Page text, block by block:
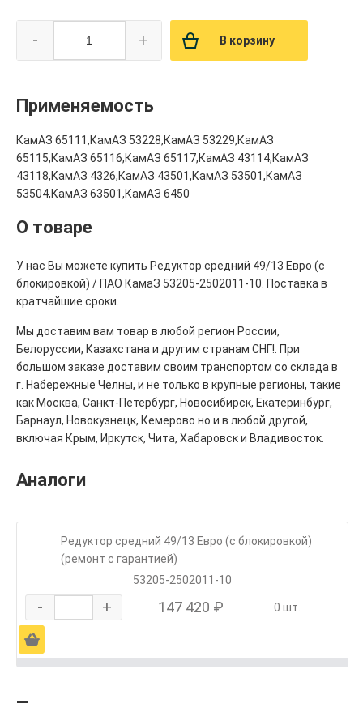
- + В корзину
Применяемость
КамАЗ 65111,КамАЗ 53228,КамАЗ 53229,КамАЗ
65115,КамАЗ 65116,КамАЗ 65117,КамАЗ 43114,КамАЗ
43118,КамАЗ 4326,КамАЗ 43501,КамАЗ 53501,КамАЗ
53504,КамАЗ 63501,КамАЗ 6450
О товаре
У нас Вы можете купить Редуктор средний 49/13 Евро (с
блокировкой) / ПАО КамаЗ 53205-2502011-10. Поставка в
кратчайшие сроки.
Мы доставим вам товар в любой регион России,
Белоруссии, Казахстана и другим странам СНГ!. При
большом заказе доставим своим транспортом со склада в
г. Набережные Челны, и не только в крупные регионы, такие
как Москва, Санкт-Петербург, Новосибирск, Екатеринбург,
Барнаул, Новокузнецк, Кемерово но и в любой другой,
включая Крым, Иркутск, Чита, Хабаровск и Владивосток.
Аналоги
Редуктор средний 49/13 Евро (с блокировкой)
(ремонт с гарантией)
53205-2502011-10
- + 147 420 ₽ 0 шт.
Ä